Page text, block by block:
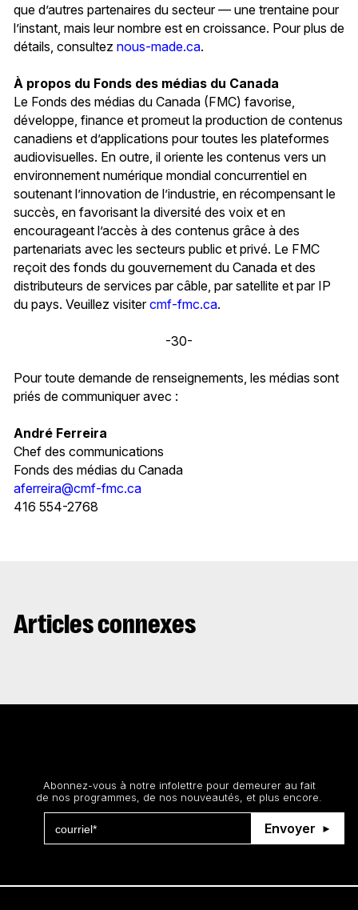
que d’autres partenaires du secteur — une trentaine pour
l’instant, mais leur nombre est en croissance. Pour plus de
détails, consultez nous-made.ca.
À propos du Fonds des médias du Canada
Le Fonds des médias du Canada (FMC) favorise,
développe, finance et promeut la production de contenus
canadiens et d’applications pour toutes les plateformes
audiovisuelles. En outre, il oriente les contenus vers un
environnement numérique mondial concurrentiel en
soutenant l’innovation de l’industrie, en récompensant le
succès, en favorisant la diversité des voix et en
encourageant l’accès à des contenus grâce à des
partenariats avec les secteurs public et privé. Le FMC
reçoit des fonds du gouvernement du Canada et des
distributeurs de services par câble, par satellite et par IP
du pays. Veuillez visitercmf-fmc.ca.
-30-
Pour toute demande de renseignements, les médias sont
priés de communiquer avec :
André Ferreira
Chef des communications
Fonds des médias du Canada
aferreira@cmf-fmc.ca
416 554-2768
Articles connexes
Abonnez-vous à notre infolettre pour demeurer au fait
de nos programmes, de nos nouveautés, et plus encore.
Envoyer